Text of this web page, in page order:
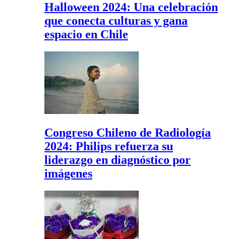
Halloween 2024: Una celebración
que conecta culturas y gana
espacio en Chile
Congreso Chileno de Radiología
2024: Philips refuerza su
liderazgo en diagnóstico por
imágenes